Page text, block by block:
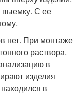
выемку. С ее
нет. При монтаже
раствора.
в
изделия
в